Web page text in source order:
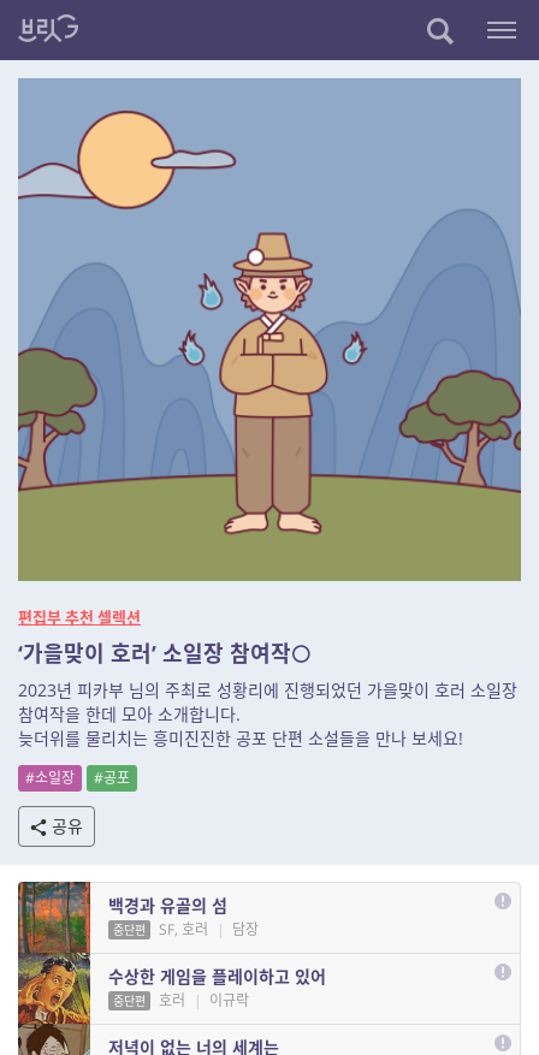
편집부 추천 셀렉션
‘가을맞이 호러’ 소일장 참여작🌕
2023년 피카부 님의 주최로 성황리에 진행되었던 가을맞이 호러 소일장
참여작을 한데 모아 소개합니다.
늦더위를 물리치는 흥미진진한 공포 단편 소설들을 만나 보세요!
#소일장 #공포
공유
백경과 유골의 섬
중단편 SF, 호러 | 담장
수상한 게임을 플레이하고 있어
중단편 호러 | 이규락
저녁이 없는 너의 세계는